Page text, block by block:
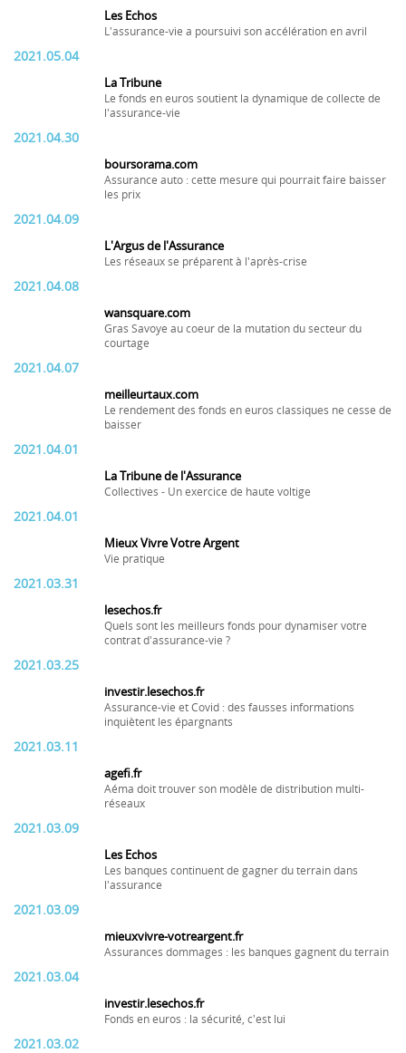
Les Echos
L'assurance-vie a poursuivi son accélération en avril
2021.05.04
La Tribune
Le fonds en euros soutient la dynamique de collecte de
l'assurance-vie
2021.04.30
boursorama.com
Assurance auto : cette mesure qui pourrait faire baisser
les prix
2021.04.09
L'Argus de l'Assurance
Les réseaux se préparent à l'après-crise
2021.04.08
wansquare.com
Gras Savoye au coeur de la mutation du secteur du
courtage
2021.04.07
meilleurtaux.com
Le rendement des fonds en euros classiques ne cesse de
baisser
2021.04.01
La Tribune de l'Assurance
Collectives - Un exercice de haute voltige
2021.04.01
Mieux Vivre Votre Argent
Vie pratique
2021.03.31
lesechos.fr
Quels sont les meilleurs fonds pour dynamiser votre
contrat d'assurance-vie ?
2021.03.25
investir.lesechos.fr
Assurance-vie et Covid : des fausses informations
inquiètent les épargnants
2021.03.11
agefi.fr
Aéma doit trouver son modèle de distribution multi-
réseaux
2021.03.09
Les Echos
Les banques continuent de gagner du terrain dans
l'assurance
2021.03.09
mieuxvivre-votreargent.fr
Assurances dommages : les banques gagnent du terrain
2021.03.04
investir.lesechos.fr
Fonds en euros : la sécurité, c'est lui
2021.03.02